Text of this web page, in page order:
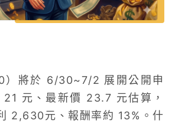
）將於 6/30~7/2 展開公開申
元、最新價 23.7 元估算，
2,630元、報酬率約 13%。什